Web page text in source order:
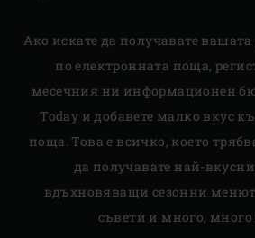
Ако искате да получавате
по електронната поща,
месечния ни информационен
Today и добавете малко вкус
поща. Това е всичко, което
да получавате най-
вдъхновяващи сезонни
съвети и много, много